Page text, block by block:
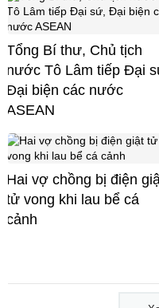
Tổng Bí thư, Chủ tịch
nước Tô Lâm tiếp Đại
Đại biện các nước
ASEAN
Hai vợ chồng bị điện
tử vong khi lau bể cá
cảnh